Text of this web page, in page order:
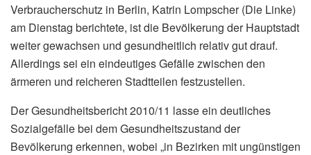
Verbraucherschutz in Berlin, Katrin Lompscher (Die Linke)
am Dienstag berichtete, ist die Bevölkerung der Hauptstadt
weiter gewachsen und gesundheitlich relativ gut drauf.
Allerdings sei ein eindeutiges Gefälle zwischen den
ärmeren und reicheren Stadtteilen festzustellen.
Der Gesundheitsbericht 2010/11 lasse ein deutliches
Sozialgefälle bei dem Gesundheitszustand der
Bevölkerung erkennen, wobei „in Bezirken mit ungünstigen